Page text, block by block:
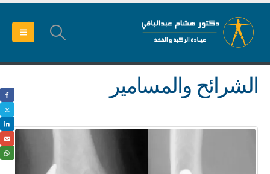
الشرائح والمسامير